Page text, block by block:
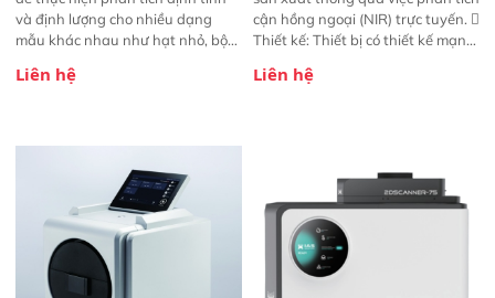
và định lượng cho nhiều dạng
mẫu khác nhau như hạt nhỏ, bột,
này cho phép bất kỳ ai cũng có
giản, mọi lúc, mọi nơi. Chuyên
dùng : phân tích mẫu nguyên liệu
thức ăn chăn nuôi, nguyên liệu
thực phẩm, nông sản,..
Liên hệ
cận hồng ngoại (NIR) trực tuyến. 
Thiết kế: Thiết bị có thiết kế mạnh
tăng cường và đã qua kiểm tra áp
ROI cho doanh nghiệp.
Liên hệ